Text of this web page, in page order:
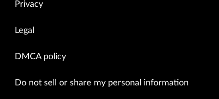
Privacy
Legal
DMCA policy
Do not sell or share my personal information